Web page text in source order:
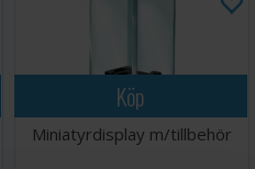
Köp
Miniatyrdisplay m/tillbehör